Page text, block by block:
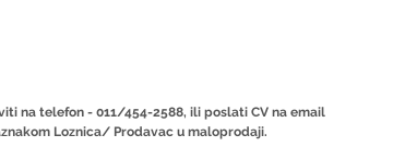
na telefon - 011/454-2588, ili poslati CV na email
Loznica/ Prodavac u maloprodaji.